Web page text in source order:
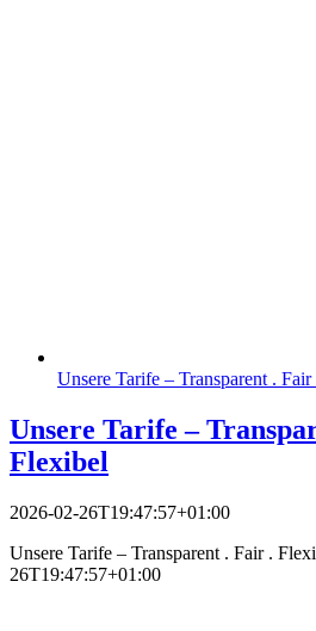
Unsere Tarife – Transparent .
Unsere Tarife –
Flexibel
2026-02-26T19:47:57+01:00
Unsere Tarife – Transparent . Fair .
26T19:47:57+01:00